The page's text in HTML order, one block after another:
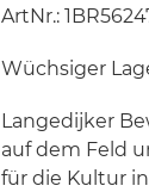
ArtNr.:
Wüchsiger
Langedijker
auf dem Feld
für die Kultur